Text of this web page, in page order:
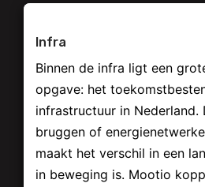
Infra
Binnen de infra ligt een
opgave: het
infrastructuur in Nederland.
bruggen of
maakt het verschil in een
in beweging is. Mootio